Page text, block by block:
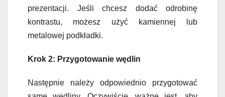
prezentacji. Jeśli chcesz dodać odrobinę
kontrastu, możesz użyć kamiennej lub
metalowej podkładki.
Krok 2: Przygotowanie wędlin
Następnie należy odpowiednio przygotować